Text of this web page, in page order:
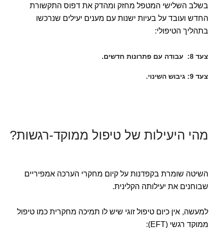
בשלב השלישי המטפל מחזק ומהדק את דפוס התקשורת
החדש ועובד על בעיות ישנות עם מענים יעילים שנרכשו
בתהליך הטיפולי:
צעד 8: עבודה עם פתרונות חדשים.
צעד 9: גיבוש השינוי.
מהי היעילות של טיפול ממוקד-רגשות?
השיטה שומרת בקפדנות על קיום מחקרי הערכה אמפיריים
שבוחנים את יעילותה הקלינית.
למעשה, אין כיום טיפול זוגי שיש לו תמיכה מחקרית כמו טיפול
ממוקד רגשי (EFT):